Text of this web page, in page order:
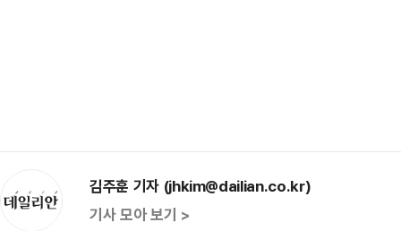
김주훈 기자 (jhkim@dailian.co.kr)
기사 모아 보기 >